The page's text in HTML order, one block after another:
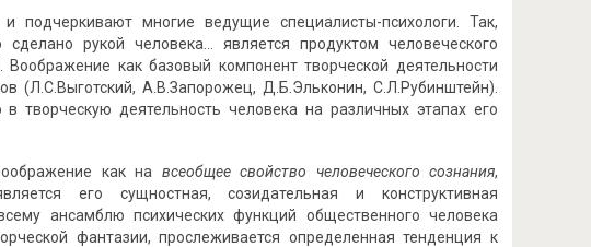
многие ведущие специалисты-психологи. Так,
рукой человека… является продуктом человеческого
как базовый компонент творческой деятельности
(Л.С.Выготский, А.В.Запорожец, Д.Б.Эльконин, С.Л.Рубинштейн).
деятельность человека на различных этапах его
как на всеобщее свойство человеческого сознания,
его сущностная, созидательная и конструктивная
ансамблю психических функций общественного человека
фантазии, прослеживается определенная тенденция к